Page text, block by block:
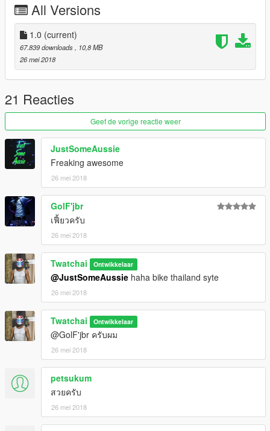
All Versions
1.0 (current)
67.839 downloads
, 10,8 MB
26 mei 2018
21 Reacties
Geef de vorige reactie weer
JustSomeAussie
Freaking awesome
26 mei 2018
GolF'jbr
เฟี้ยวครับ
26 mei 2018
Twatchai Ontwikkelaar
@JustSomeAussie haha bike thailand syte
26 mei 2018
Twatchai Ontwikkelaar
@GolF'jbr ครับผม
26 mei 2018
petsukum
สวยครับ
26 mei 2018